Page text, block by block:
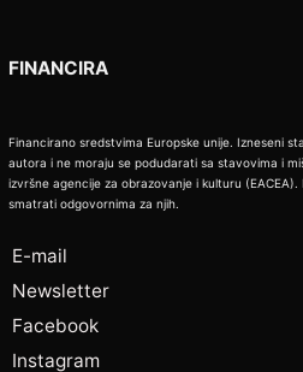
FINANCIRA
Financirano sredstvima Europske unije. Izneseni
autora i ne moraju se podudarati sa stavovima i
izvršne agencije za obrazovanje i kulturu (EACEA).
smatrati odgovornima za njih.
E-mail
Newsletter
Facebook
Instagram